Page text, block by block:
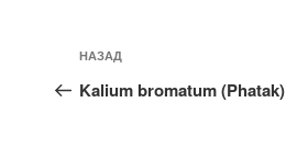
Навигация
по
Предыдущая
запись:
НАЗАД
Kalium bromatum (Phatak)